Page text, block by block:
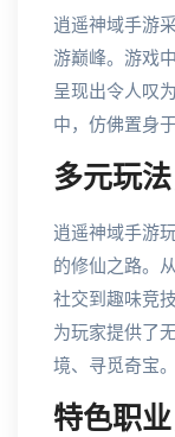
逍遥神域手游
游巅峰。游戏
呈现出令人叹
中，仿佛置身
多元玩
逍遥神域手游
的修仙之路。
社交到趣味竞
为玩家提供了
境、寻觅奇宝。
特色职